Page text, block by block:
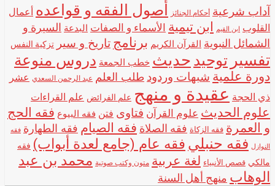
آداب شرعية أحكام الجنائز أصول الفقه و قواعده أعمال
القلوب ابن القيم ابن تيمية الأسماء و الصفات البدعة السيرة و
الشمائل النبوية القرآن الكريم برنامج تاريخ و سير تزكية النفس
تفسير توحيد حديث خطب الجمعة دروس منوعة
دورة علمية شبهات وردود طلب العلم عبد الرحمن السعدي عشر
ذي الحجة عقيدة و منهج علم الفرائض علم القراءات
علوم الحديث علوم القرآن فتاوى فتن فقه البيوع فقه الحج
و العمرة فقه الزكاة فقه الصلاة فقه الصيام فقه الطهارة فقه
النوازل فقه حنبلي فقه عام (جامع لعدة أبواب) فقه
مالكي قصص الأنبياء لغة عربية متون وكتب صوتية محمد بن عبد
الوهاب منهج أهل السنة